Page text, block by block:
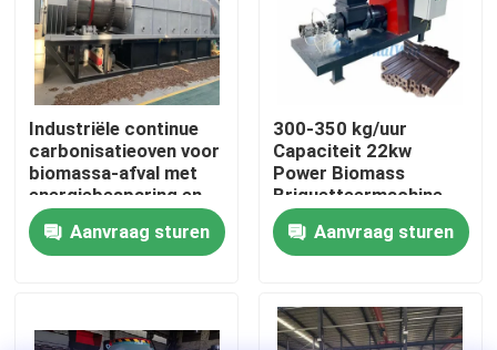
Kwaliteitscontrole
Contacteer ons
Vraag een offerte aan
Houtpelletfabriek
Industriële continue
carbonisatieoven voor
biomassa-afval met
energiebesparing en
precieze controle
Aanvraag sturen
300-350 kg/uur
Capaciteit 22kw
Power Biomass
Briquetteermachine
met 24 maanden
garantie voor
brandstof en
Aanvraag sturen